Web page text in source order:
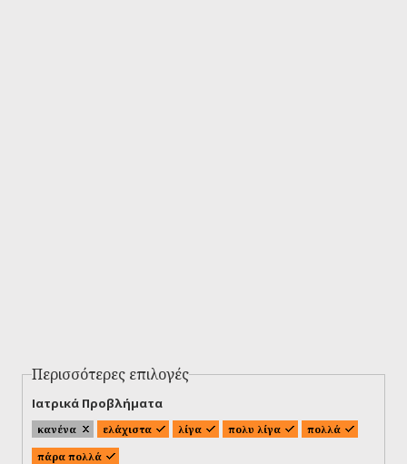
Περισσότερες επιλογές
Ιατρικά Προβλήματα
κανένα ελάχιστα λίγα πολυ λίγα
πολλά
πάρα πολλά